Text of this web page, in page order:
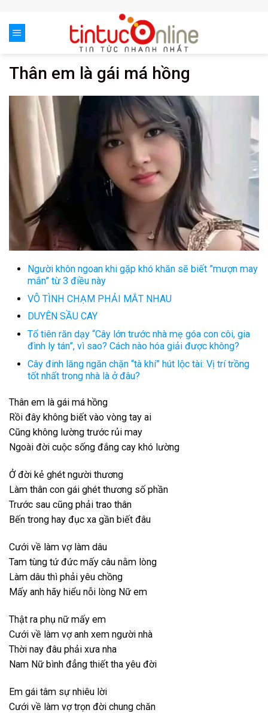
content
Thân em là gái má hồng
Người khôn ngoan khi gặp khó khăn sẽ biết ”mượn may
mắn” từ 3 điều này
VÔ TÌNH CHẠM PHẢI MẮT NHAU
DUYÊN SẦU CAY
Tổ tiên răn dạy “Cây lớn trước nhà mẹ góa con côi, gia
đình ly tán”, vì sao? Cách nào hóa giải được không?
Cây đinh lăng ngăn chặn “tà khí” hút lộc tài: Vị trí trồng
tốt nhất trong nhà là ở đâu?
Thân em là gái má hồng
Rồi đây không biết vào vòng tay ai
Cũng không lường trước rủi may
Ngoài đời cuộc sống đắng cay khó lường
Ở đời kẻ ghét người thương
Làm thân con gái ghét thương số phần
Trước sau cũng phải trao thân
Bến trong hay đục xa gần biết đâu
Cưới về làm vợ làm dâu
Tam tùng tứ đức mấy câu nằm lòng
Làm dâu thì phải yêu chồng
Mấy anh hãy hiểu nỗi lòng Nữ em
Thật ra phụ nữ mấy em
Cưới về làm vợ anh xem người nhà
Thời nay đâu phải xưa nha
Nam Nữ bình đẳng thiết tha yêu đời
Em gái tâm sự nhiêu lời
Cưới về làm vợ trọn đời chung chăn